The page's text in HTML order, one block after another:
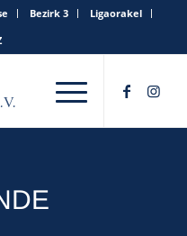
Bezirk 3
Ligaorakel